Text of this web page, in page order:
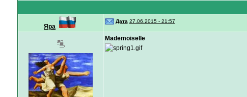
Яра
Дата 27.06.2015 - 21:57
Mademoiselle